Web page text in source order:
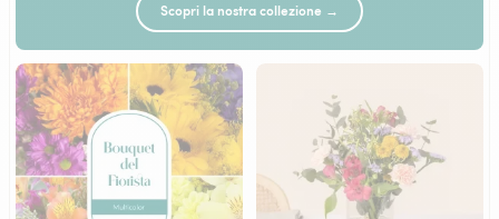
Scopri la nostra collezione →